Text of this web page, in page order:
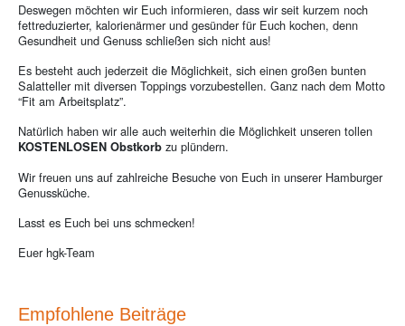
Deswegen möchten wir Euch informieren, dass wir seit kurzem noch
fettreduzierter, kalorienärmer und gesünder für Euch kochen, denn
Gesundheit und Genuss schließen sich nicht aus!
Es besteht auch jederzeit die Möglichkeit, sich einen großen bunten
Salatteller mit diversen Toppings vorzubestellen. Ganz nach dem Motto
“Fit am Arbeitsplatz”.
Natürlich haben wir alle auch weiterhin die Möglichkeit unseren tollen
KOSTENLOSEN Obstkorb zu plündern.
Wir freuen uns auf zahlreiche Besuche von Euch in unserer Hamburger
Genussküche.
Lasst es Euch bei uns schmecken!
Euer hgk-Team
Empfohlene Beiträge